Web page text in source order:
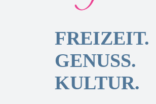
FREIZEIT.
GENUSS.
KULTUR.